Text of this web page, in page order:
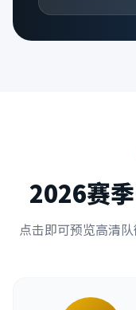
2026赛
点击即可预览高清